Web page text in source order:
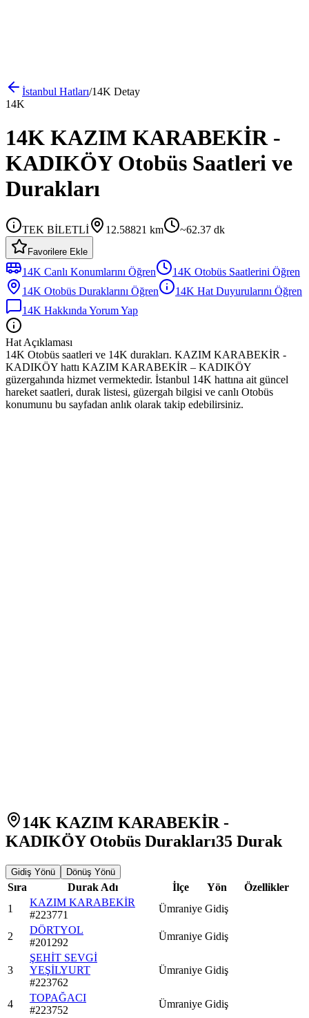
İstanbul Hatları/14K Detay
14K
14K KAZIM KARABEKİR -
KADIKÖY Otobüs Saatleri ve
Durakları
TEK BİLETLİ 12.58821 km ~62.37 dk
Favorilere Ekle
14K Canlı Konumlarını Öğren 14K Otobüs Saatlerini Öğren
14K Otobüs Duraklarını Öğren 14K Hat Duyurularını Öğren
14K Hakkında Yorum Yap
Hat Açıklaması
14K Otobüs saatleri ve 14K durakları. KAZIM KARABEKİR -
KADIKÖY hattı KAZIM KARABEKİR – KADIKÖY
güzergahında hizmet vermektedir. İstanbul 14K hattına ait güncel
hareket saatleri, durak listesi, güzergah bilgisi ve canlı Otobüs
konumunu bu sayfadan anlık olarak takip edebilirsiniz.
14K KAZIM KARABEKİR -
KADIKÖY Otobüs Durakları35 Durak
Gidiş Yönü Dönüş Yönü
Sıra Durak Adı İlçe Yön
Özellikler
1
KAZIM KARABEKİR
#223771
Ümraniye Gidiş
2
DÖRTYOL
#201292
Ümraniye Gidiş
3
ŞEHİT SEVGİ
YEŞİLYURT
#223762
Ümraniye Gidiş
4
TOPAĞACI
#223752
Ümraniye Gidiş